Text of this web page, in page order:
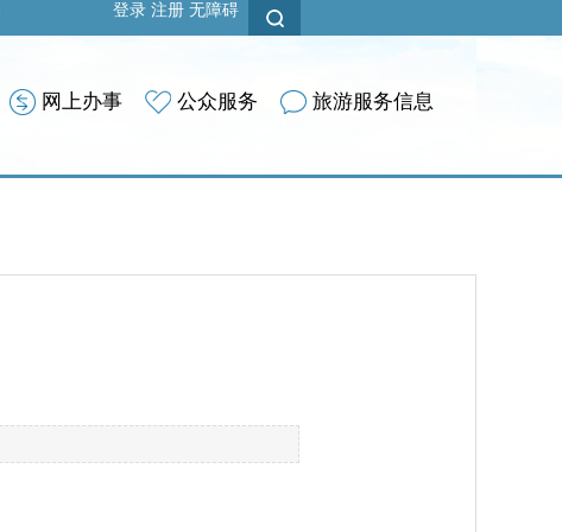
登录 注册 无障碍
网上办事 公众服务 旅游服务信息